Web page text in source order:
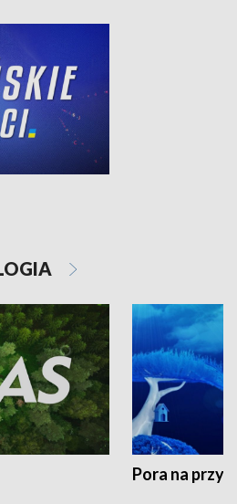
Pora na